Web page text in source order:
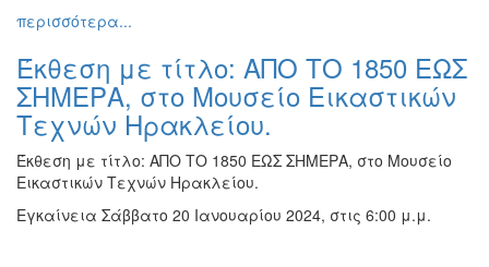
Θέατρο
Ειδών
Συνέδρια
Ημερίδες
Διημερίδες
Σεμινάρια-
περισσότερα...
Έκθεση με τίτλο: ΑΠΟ ΤΟ 1850 ΕΩΣ
ΣΗΜΕΡΑ, στο Μουσείο Εικαστικών
Τεχνών Ηρακλείου.
Έκθεση με τίτλο: ΑΠΟ ΤΟ 1850 ΕΩΣ ΣΗΜΕΡΑ, στο Μουσείο
Εικαστικών Τεχνών Ηρακλείου.
Εγκαίνεια Σάββατο 20 Ιανουαρίου 2024, στις 6:00 μ.μ.